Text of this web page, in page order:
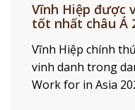
Vĩnh Hiệp được
tốt nhất châu Á
Vĩnh Hiệp chính
vinh danh trong
Work for in Asia